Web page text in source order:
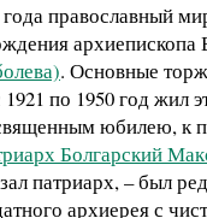
православный
архиепископа
. Основные
по 1950 год жил
юбилею, к
Болгарский
патриарх, – был
архиерея с